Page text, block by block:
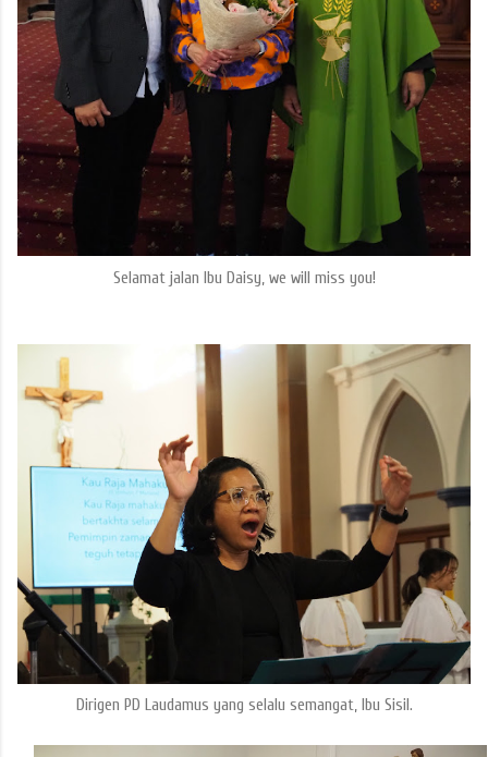
Selamat jalan Ibu Daisy, we will miss you!
Dirigen PD Laudamus yang selalu semangat, Ibu Sisil.